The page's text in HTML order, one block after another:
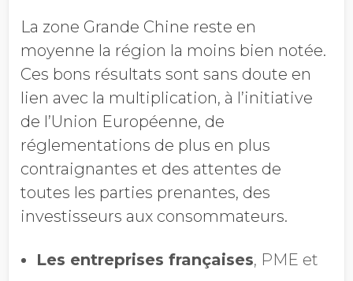
La zone Grande Chine reste en
moyenne la région la moins bien notée.
Ces bons résultats sont sans doute en
lien avec la multiplication, à l’initiative
de l’Union Européenne, de
réglementations de plus en plus
contraignantes et des attentes de
toutes les parties prenantes, des
investisseurs aux consommateurs.
Les entreprises françaises, PME et